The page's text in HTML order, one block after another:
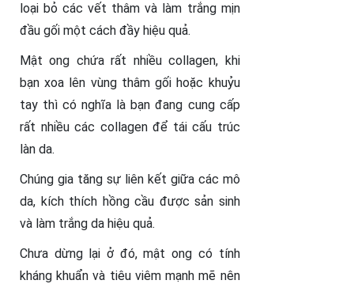
loại bỏ các vết thâm và làm trắng mịn
đầu gối một cách đầy hiệu quả.
Mật ong chứa rất nhiều collagen, khi
bạn xoa lên vùng thâm gối hoặc khuỷu
tay thì có nghĩa là bạn đang cung cấp
rất nhiều các collagen để tái cấu trúc
làn da.
Chúng gia tăng sự liên kết giữa các mô
da, kích thích hồng cầu được sản sinh
và làm trắng da hiệu quả.
Chưa dừng lại ở đó, mật ong có tính
kháng khuẩn và tiêu viêm mạnh mẽ nên